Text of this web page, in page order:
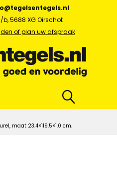
5688 XG Oirschot
of plan uw afspraak
maat 23.4×119.5×1.0 cm.